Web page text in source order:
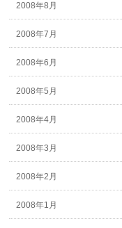
2008年8月
2008年7月
2008年6月
2008年5月
2008年4月
2008年3月
2008年2月
2008年1月